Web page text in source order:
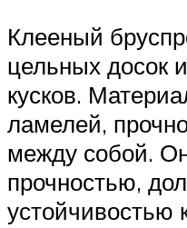
Клееный
цельных досок
кусков.
ламелей,
между собой.
прочностью,
устойчивостью